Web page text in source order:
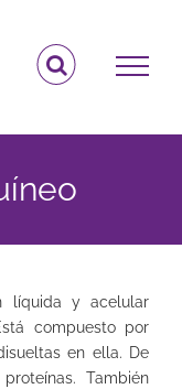
líquida y acelular
compuesto por
en ella. De
También